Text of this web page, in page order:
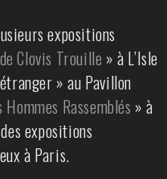
expositions
Clovis Trouille » à L’Isle
» au Pavillon
Hommes Rassemblés » à
expositions
à Paris.